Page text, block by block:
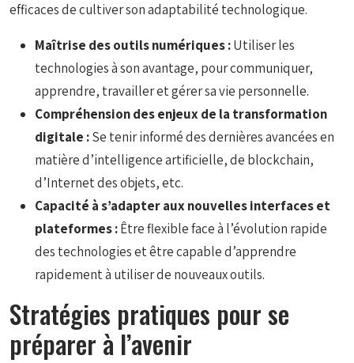
efficaces de cultiver son adaptabilité technologique.
Maîtrise des outils numériques :Utiliser les
technologies à son avantage, pour communiquer,
apprendre, travailler et gérer sa vie personnelle.
Compréhension des enjeux de la transformation
digitale :Se tenir informé des dernières avancées en
matière d’intelligence artificielle, de blockchain,
d’Internet des objets, etc.
Capacité à s’adapter aux nouvelles interfaces et
plateformes :Être flexible face à l’évolution rapide
des technologies et être capable d’apprendre
rapidement à utiliser de nouveaux outils.
Stratégies pratiques pour se
préparer à l’avenir